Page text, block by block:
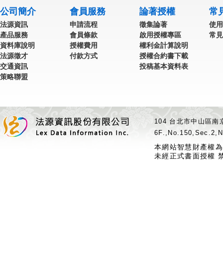
公司簡介
法源資訊
產品服務
資料庫說明
法源徵才
交通資訊
策略聯盟
會員服務
申請流程
會員條款
授權費用
付款方式
論著授權
徵集論著
啟用授權專區
權利金計算說明
授權合約書下載
投稿基本資料表
常
使
常
104 台北市中山區
本網站智慧財產權
未經正式書面授權